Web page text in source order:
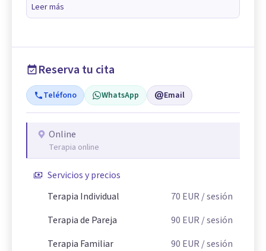
Leer más
Reserva tu cita
Teléfono WhatsApp Email
Online
Terapia online
Servicios y precios
Terapia Individual
70 EUR / sesión
Terapia de Pareja
90 EUR / sesión
Terapia Familiar
90 EUR / sesión